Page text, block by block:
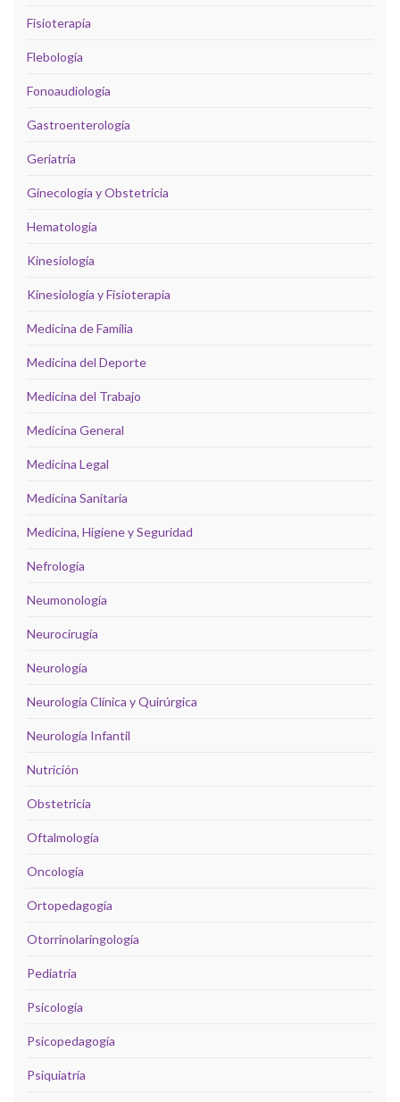
Fisioterapia
Flebología
Fonoaudiología
Gastroenterología
Geriatría
Ginecología y Obstetricia
Hematología
Kinesiología
Kinesiología y Fisioterapia
Medicina de Familia
Medicina del Deporte
Medicina del Trabajo
Medicina General
Medicina Legal
Medicina Sanitaria
Medicina, Higiene y Seguridad
Nefrología
Neumonología
Neurocirugía
Neurología
Neurología Clínica y Quirúrgica
Neurología Infantil
Nutrición
Obstetricia
Oftalmología
Oncología
Ortopedagogía
Otorrinolaringología
Pediatría
Psicología
Psicopedagogía
Psiquiatría